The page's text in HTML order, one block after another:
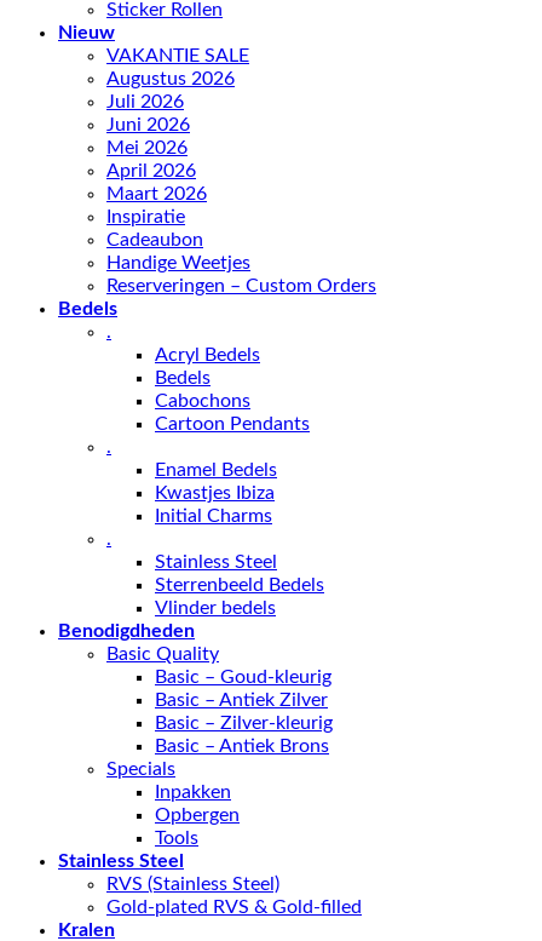
Sticker Rollen
Nieuw
VAKANTIE SALE
Augustus 2026
Juli 2026
Juni 2026
Mei 2026
April 2026
Maart 2026
Inspiratie
Cadeaubon
Handige Weetjes
Reserveringen – Custom Orders
Bedels
.
Acryl Bedels
Bedels
Cabochons
Cartoon Pendants
.
Enamel Bedels
Kwastjes Ibiza
Initial Charms
.
Stainless Steel
Sterrenbeeld Bedels
Vlinder bedels
Benodigdheden
Basic Quality
Basic – Goud-kleurig
Basic – Antiek Zilver
Basic – Zilver-kleurig
Basic – Antiek Brons
Specials
Inpakken
Opbergen
Tools
Stainless Steel
RVS (Stainless Steel)
Gold-plated RVS & Gold-filled
Kralen